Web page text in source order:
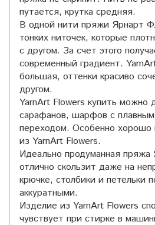
путается, крутка средняя.
В одной нити пряжи Ярнарт
тонких ниточек, которые
с другом. За счет этого
современный градиент.
большая, оттенки красиво
другом.
YarnArt Flowers купить можно
сарафанов, шарфов с
переходом. Особенно хорошо
из YarnArt Flowers.
Идеально продуманная
отлично скользит даже на
крючке, столбики и петельки
аккуратными.
Изделие из YarnArt Flowers
чувствует при стирке в